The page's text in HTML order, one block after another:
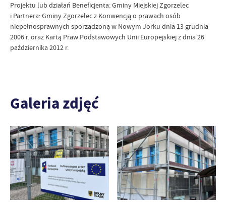
Projektu lub działań Beneficjenta: Gminy Miejskiej Zgorzelec
i Partnera: Gminy Zgorzelec z Konwencją o prawach osób
niepełnosprawnych sporządzoną w Nowym Jorku dnia 13 grudnia
2006 r. oraz Kartą Praw Podstawowych Unii Europejskiej z dnia 26
października 2012 r.
Galeria zdjęć